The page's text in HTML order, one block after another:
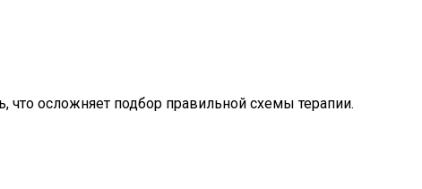
что осложняет подбор правильной схемы терапии.